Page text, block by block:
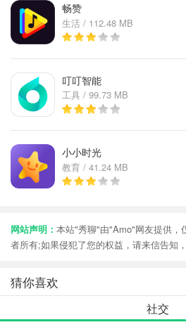
畅赞
生活 / 112.48 MB
叮叮智能
工具 / 99.73 MB
小小时光
教育 / 41.24 MB
网站声明： 本站"秀聊"由"Amo"网友提供，
者所有;如果侵犯了您的权益，请来信告知
猜你喜欢
社交